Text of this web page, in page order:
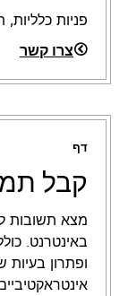
פניות
צרו קשר
דף
קבל
מצא תשובות
באינטרנט.